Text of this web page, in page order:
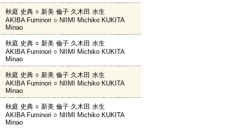
秋庭 史典 ○ 新美 倫子 久木田 水生
AKIBA Fuminori ○ NIIMI Michiko KUKITA
Minao
秋庭 史典 ○ 新美 倫子 久木田 水生
AKIBA Fuminori ○ NIIMI Michiko KUKITA
Minao
秋庭 史典 ○ 新美 倫子 久木田 水生
AKIBA Fuminori ○ NIIMI Michiko KUKITA
Minao
秋庭 史典 ○ 新美 倫子 久木田 水生
AKIBA Fuminori ○ NIIMI Michiko KUKITA
Minao